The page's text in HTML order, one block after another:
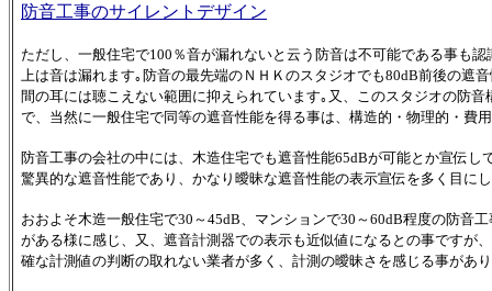
防音工事のサイレントデザイン
ただし、一般住宅で100％音が漏れないと云う防音は不可能である事も
上は音は漏れます｡防音の最先端のＮＨＫのスタジオでも80dB前後の遮
間の耳には聴こえない範囲に抑えられています｡又、このスタジオの防
で、当然に一般住宅で同等の遮音性能を得る事は、構造的・物理的・費
防音工事の会社の中には、木造住宅でも遮音性能65dBが可能とか宣伝
驚異的な遮音性能であり、かなり曖昧な遮音性能の表示宣伝を多く目に
おおよそ木造一般住宅で30～45dB、マンションで30～60dB程度の防音
がある様に感じ、又、遮音計測器での表示も近似値になるとの事ですが
確な計測値の判断の取れない業者が多く、計測の曖昧さを感じる事があ